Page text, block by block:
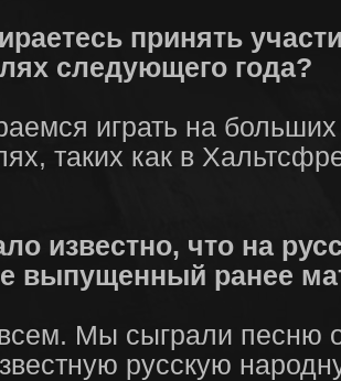
принять
следующего года?
играть на больших
таких как в
известно, что на
выпущенный ранее
Мы сыграли песню
русскую